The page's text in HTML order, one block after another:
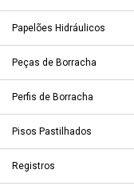
Papelões Hidráulicos
Peças de Borracha
Perfis de Borracha
Pisos Pastilhados
Registros